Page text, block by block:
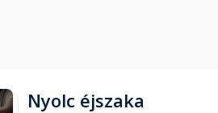
Nyolc éjszaka